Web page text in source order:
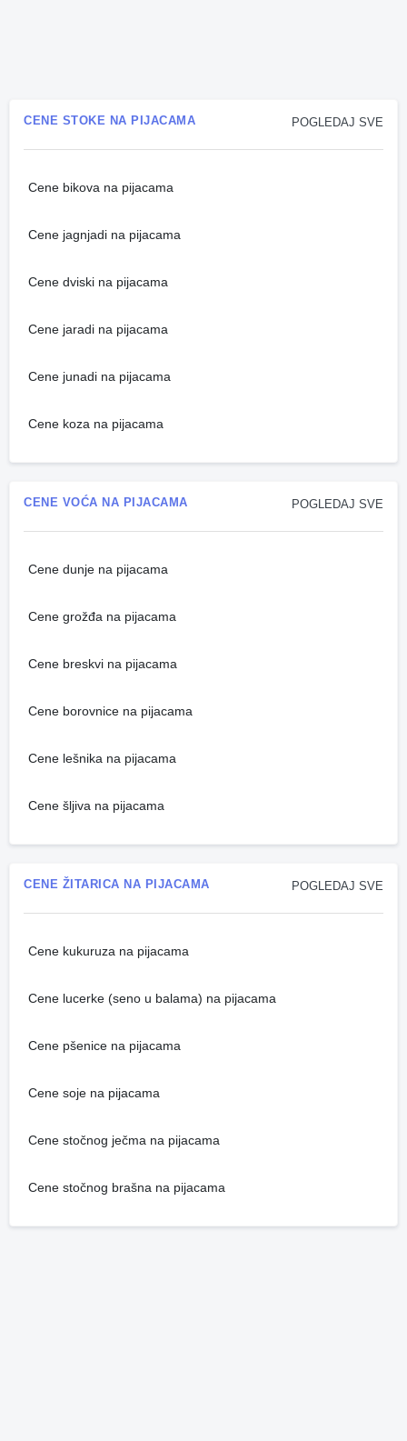
POGLEDAJ SVE
CENE STOKE NA PIJACAMA
Cene bikova na pijacama
Cene jagnjadi na pijacama
Cene dviski na pijacama
Cene jaradi na pijacama
Cene junadi na pijacama
Cene koza na pijacama
POGLEDAJ SVE
CENE VOĆA NA PIJACAMA
Cene dunje na pijacama
Cene grožđa na pijacama
Cene breskvi na pijacama
Cene borovnice na pijacama
Cene lešnika na pijacama
Cene šljiva na pijacama
POGLEDAJ SVE
CENE ŽITARICA NA PIJACAMA
Cene kukuruza na pijacama
Cene lucerke (seno u balama) na pijacama
Cene pšenice na pijacama
Cene soje na pijacama
Cene stočnog ječma na pijacama
Cene stočnog brašna na pijacama